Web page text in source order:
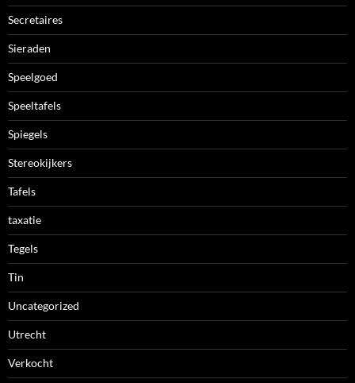
Secretaires
Sieraden
Speelgoed
Speeltafels
Spiegels
Stereokijkers
Tafels
taxatie
Tegels
Tin
Uncategorized
Utrecht
Verkocht